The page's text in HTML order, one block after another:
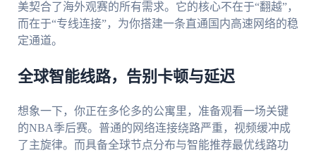
美契合了海外观赛的所有需求。它的核心不在于“翻越”，
而在于“专线连接”，为你搭建一条直通国内高速网络的稳
定通道。
全球智能线路，告别卡顿与延迟
想象一下，你正在多伦多的公寓里，准备观看一场关键
的NBA季后赛。普通的网络连接绕路严重，视频缓冲成
了主旋律。而具备全球节点分布与智能推荐最优线路功